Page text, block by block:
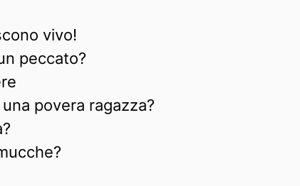
vivo!
peccato?
povera ragazza?